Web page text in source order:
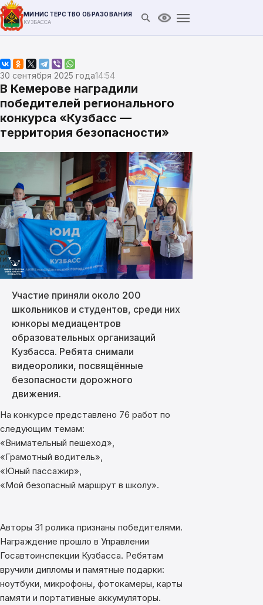
МИНИСТЕРСТВО ОБРАЗОВАНИЯ
КУЗБАССА Открыть поиск
Версия для
30 сентября 2025 года14:54
В Кемерове наградили
победителей регионального
конкурса «Кузбасс —
территория безопасности»
Участие приняли около 200
школьников и студентов, среди них
юнкоры медиацентров
образовательных организаций
Кузбасса. Ребята снимали
видеоролики, посвящённые
безопасности дорожного
движения.
На конкурсе представлено 76 работ по
следующим темам:
«Внимательный пешеход»,
«Грамотный водитель»,
«Юный пассажир»,
«Мой безопасный маршрут в школу».
Авторы 31 ролика признаны победителями.
Награждение прошло в Управлении
Госавтоинспекции Кузбасса. Ребятам
вручили дипломы и памятные подарки:
ноутбуки, микрофоны, фотокамеры, карты
памяти и портативные аккумуляторы.